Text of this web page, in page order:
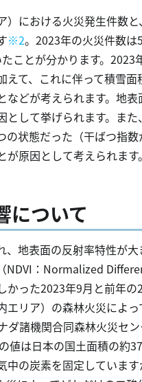
における火災発生件数
※2。2023年の火災件数は
ことが分かります。
て、これに伴って積雪
どが考えられます。地
して挙げられます。ま
状態だった（干ばつ指
原因として考えられます。
について
地表面の反射率特性が
NDVI：Normalized
った2023年9月と前年
リア）の森林火災によ
ダ諸機関合同森林火災セ
値は日本の国土面積の約
の炭素を固定していま